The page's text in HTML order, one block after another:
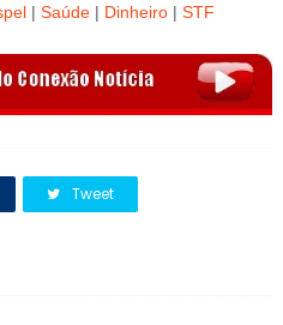
|Saúde | Dinheiro |STF
Tweet